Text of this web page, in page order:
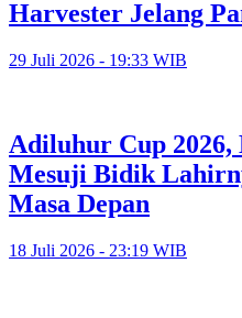
Harvester Jelang
29 Juli 2026 - 19:33 WIB
Adiluhur Cup
Mesuji Bidik
Masa Depan
18 Juli 2026 - 23:19 WIB